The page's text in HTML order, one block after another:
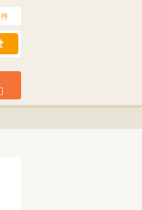
件